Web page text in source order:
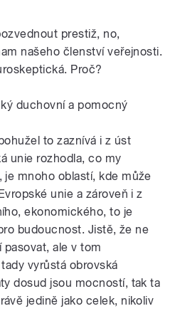
prestiž, no,
našeho členství veřejnosti.
Proč?
duchovní a pomocný
to zaznívá i z úst
unie rozhodla, co my
je mnoho oblastí, kde může
unie a zároveň i z
ekonomického, to je
budoucnost. Jistě, že ne
ale v tom
vyrůstá obrovská
dosud jsou mocností, tak ta
jedině jako celek, nikoliv